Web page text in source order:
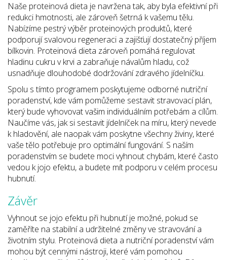
Naše proteinová dieta je navržena tak, aby byla efektivní při
redukci hmotnosti, ale zároveň šetrná k vašemu tělu.
Nabízíme pestrý výběr proteinových produktů, které
podporují svalovou regeneraci a zajišťují dostatečný příjem
bílkovin. Proteinová dieta zároveň pomáhá regulovat
hladinu cukru v krvi a zabraňuje návalům hladu, což
usnadňuje dlouhodobé dodržování zdravého jídelníčku.
Spolu s tímto programem poskytujeme odborné nutriční
poradenství, kde vám pomůžeme sestavit stravovací plán,
který bude vyhovovat vašim individuálním potřebám a cílům.
Naučíme vás, jak si sestavit jídelníček na míru, který nevede
k hladovění, ale naopak vám poskytne všechny živiny, které
vaše tělo potřebuje pro optimální fungování. S naším
poradenstvím se budete moci vyhnout chybám, které často
vedou k jojo efektu, a budete mít podporu v celém procesu
hubnutí.
Závěr
Vyhnout se jojo efektu při hubnutí je možné, pokud se
zaměříte na stabilní a udržitelné změny ve stravování a
životním stylu. Proteinová dieta a nutriční poradenství vám
mohou být cennými nástroji, které vám pomohou